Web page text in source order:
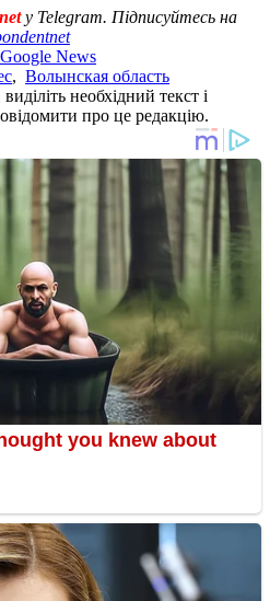
у Telegram. Підписуйтесь на
News
, Волынская область
необхідний текст і
про це редакцію.